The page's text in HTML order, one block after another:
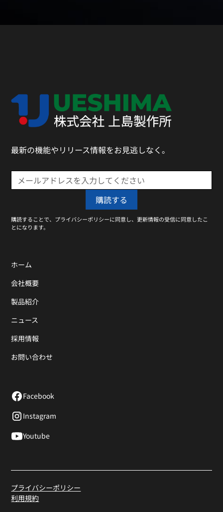
最新の機能やリリース情報をお見逃しなく。
購読することで、プライバシーポリシーに同意し、更新情報の受信に同意したこ
とになります。
ホーム
会社概要
製品紹介
ニュース
採用情報
お問い合わせ
Facebook
Instagram
Youtube
プライバシーポリシー
利用規約